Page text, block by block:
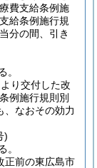
費支給条例施
給条例施行規
分の間、引き
。
り交付した改
例施行規則別
、なおその効力
)
。
正前の東広島市